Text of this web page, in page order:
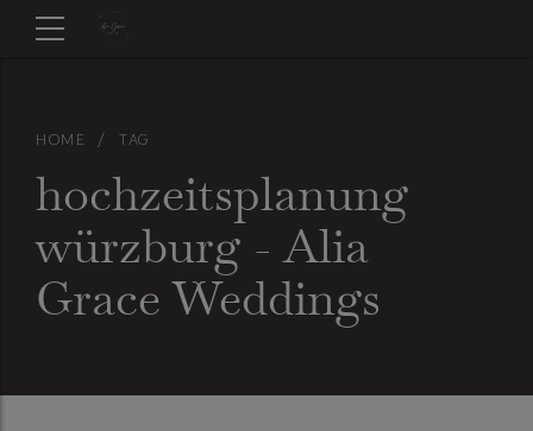
HOME TAG
hochzeitsplanung
würzburg - Alia
Grace Weddings